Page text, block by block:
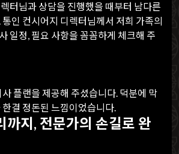
터님과 상담을 진행했을 때부터 남다른
인 컨시어지 디렉터님께서 저희 가족의
일정, 필요 사항을 꼼꼼하게 체크해 주
플랜을 제공해 주셨습니다. 덕분에 막
결 정돈된 느낌이었습니다.
까지, 전문가의 손길로 완